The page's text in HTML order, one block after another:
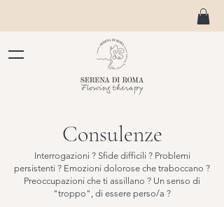
Consulenze
Interrogazioni ? Sfide difficili ? Problemi
persistenti ? Emozioni dolorose che traboccano ?
Preoccupazioni che ti assillano ? Un senso di
"troppo", di essere perso/a ?